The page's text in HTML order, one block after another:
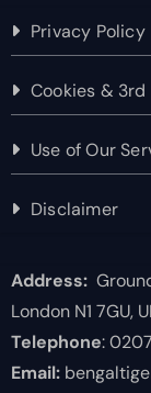
Privacy Policy
Cookies &
Use of Our
Disclaimer
Address:
London N1 7GU,
Telephone:
Email: